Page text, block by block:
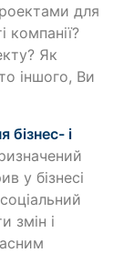
для
компанії?
Як
іншого, Ви
бізнес- і
у бізнесі
змін і